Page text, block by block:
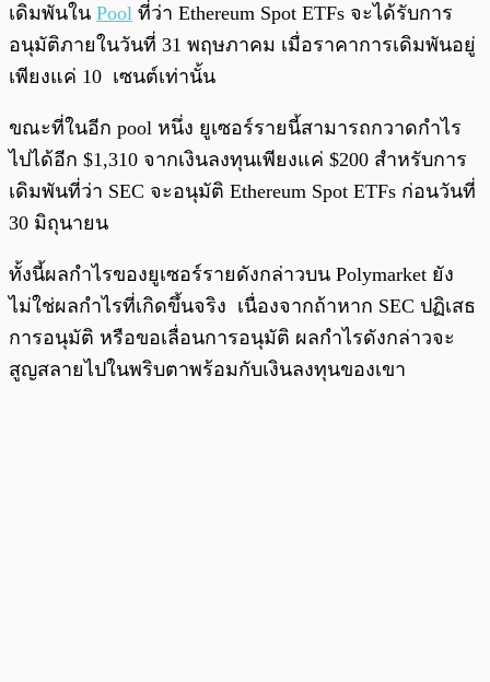
เดิมพันใน Pool ที่ว่า Ethereum Spot ETFs จะได้รับการ
อนุมัติภายในวันที่ 31 พฤษภาคม เมื่อราคาการเดิมพันอยู่
เพียงแค่ 10 เซนต์เท่านั้น
ขณะที่ในอีก pool หนึ่ง ยูเซอร์รายนี้สามารถกวาดกำไร
ไปได้อีก $1,310 จากเงินลงทุนเพียงแค่ $200 สำหรับการ
เดิมพันที่ว่า SEC จะอนุมัติ Ethereum Spot ETFs ก่อนวันที่
30 มิถุนายน
ทั้งนี้ผลกำไรของยูเซอร์รายดังกล่าวบน Polymarket ยัง
ไม่ใช่ผลกำไรที่เกิดขึ้นจริง เนื่องจากถ้าหาก SEC ปฏิเสธ
การอนุมัติ หรือขอเลื่อนการอนุมัติ ผลกำไรดังกล่าวจะ
สูญสลายไปในพริบตาพร้อมกับเงินลงทุนของเขา